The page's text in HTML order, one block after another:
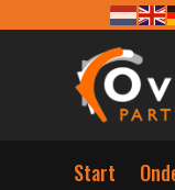
Start